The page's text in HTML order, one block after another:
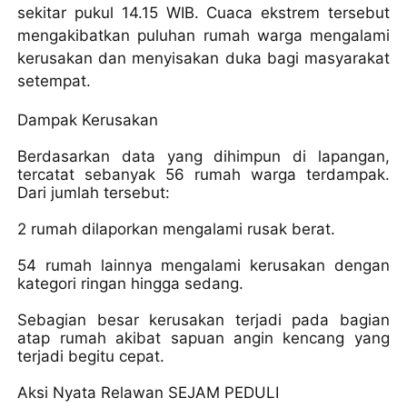
sekitar pukul 14.15 WIB. Cuaca ekstrem tersebut
mengakibatkan puluhan rumah warga mengalami
kerusakan dan menyisakan duka bagi masyarakat
setempat.
Dampak Kerusakan
Berdasarkan data yang dihimpun di lapangan,
tercatat sebanyak 56 rumah warga terdampak.
Dari jumlah tersebut:
2 rumah dilaporkan mengalami rusak berat.
54 rumah lainnya mengalami kerusakan dengan
kategori ringan hingga sedang.
Sebagian besar kerusakan terjadi pada bagian
atap rumah akibat sapuan angin kencang yang
terjadi begitu cepat.
Aksi Nyata Relawan SEJAM PEDULI